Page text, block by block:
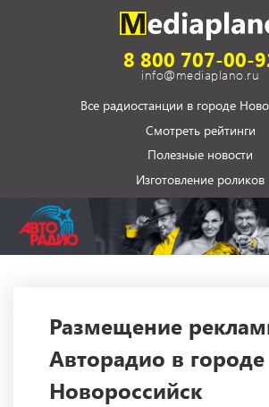
8 800 707-00-
info@mediaplano.ru
Все радиостанции в городе
Смотреть рейтинги
Полезные новости
Изготовление роликов
Размещение
Авторадио в городе
Новороссийск